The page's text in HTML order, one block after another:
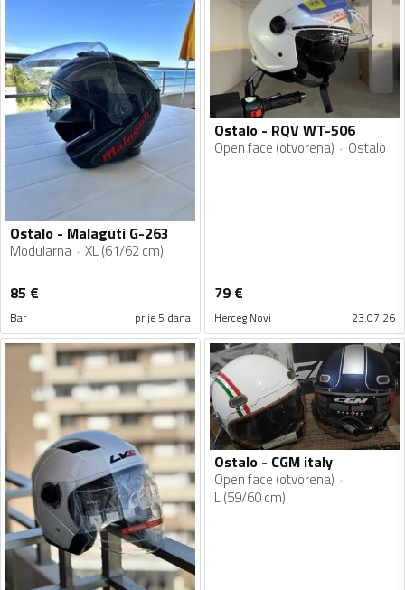
Ostalo - Malaguti G-263
Modularna XL (61/62 cm)
85 €
Bar prije 5 dana
Ostalo - RQV WT-506
Open face (otvorena) Ostalo
79 €
Herceg Novi 23.07.26
Ostalo - CGM italy
Open face (otvorena)
L (59/60 cm)